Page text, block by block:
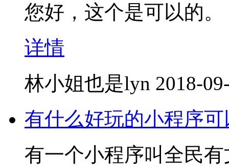
您好，这个是可以的。
详情
林小姐也是lyn 2018-
有什么好玩的小程序
有一个小程序叫全民